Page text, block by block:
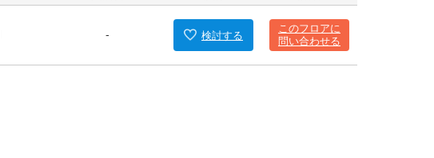
- 検討する
このフロアに
問い合わせる